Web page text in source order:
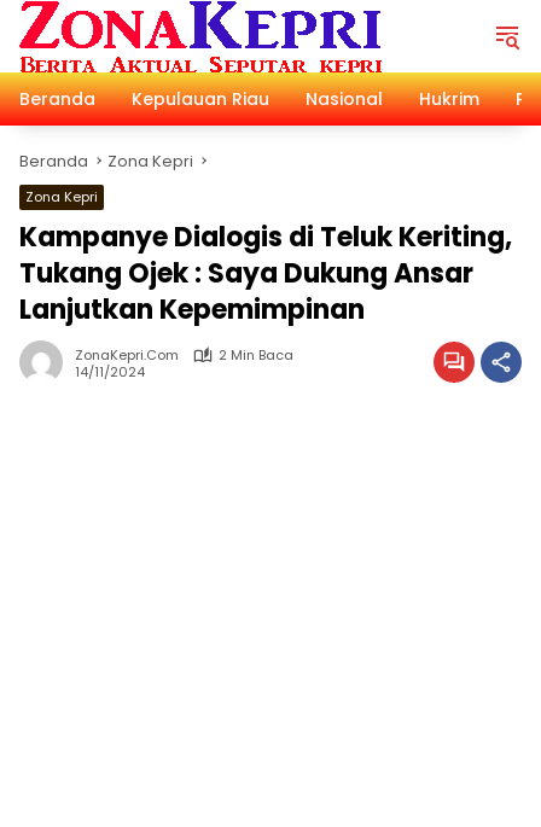
Langsung
konten
Beranda
Kepulauan Riau Nasional Hukrim
Beranda Zona Kepri
Zona Kepri
Kampanye Dialogis di Teluk Keriting,
Tukang Ojek : Saya Dukung Ansar
Lanjutkan Kepemimpinan
ZonaKepri.com
2 Min Baca
14/11/2024